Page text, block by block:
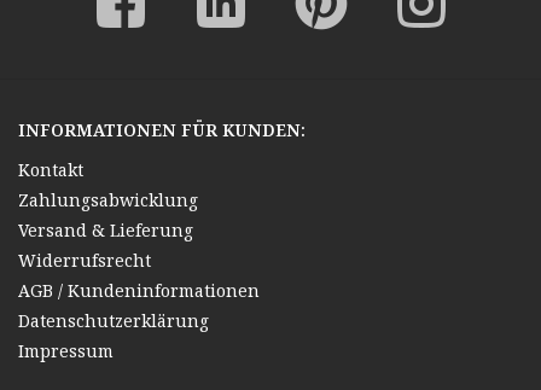
INFORMATIONEN FÜR KUNDEN:
Kontakt
Zahlungsabwicklung
Versand & Lieferung
Widerrufsrecht
AGB / Kundeninformationen
Datenschutzerklärung
Impressum